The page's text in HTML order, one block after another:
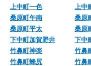
上中町一色
上中
桑原町午南
桑原
桑原町平太
桑原
下中町加賀野井
下中
竹鼻町神楽
竹鼻
竹鼻町蜂尻
竹鼻